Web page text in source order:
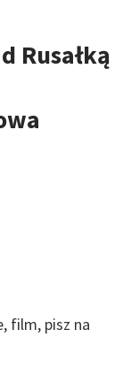
Rusałką
film, pisz na